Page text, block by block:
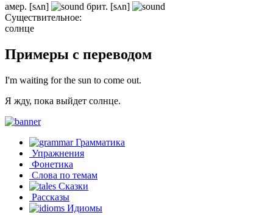
амер. [sʌn] брит. [sʌn]
Существительное:
солнце
Примеры с переводом
I'm waiting for the sun to come out.
Я жду, пока выйдет солнце.
Грамматика
Упражнения
Фонетика
Слова по темам
Сказки
Рассказы
Идиомы